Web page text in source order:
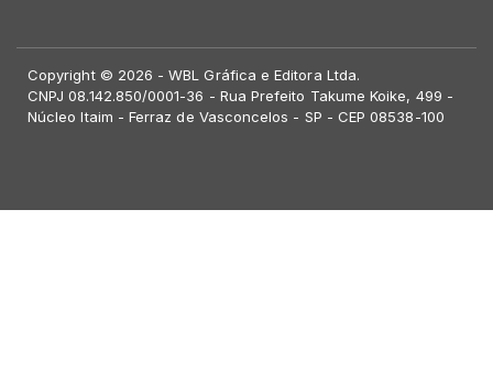
Copyright © 2026 - WBL Gráfica e Editora Ltda.
CNPJ 08.142.850/0001-36 - Rua Prefeito Takume Koike, 499 -
Núcleo Itaim - Ferraz de Vasconcelos - SP - CEP 08538-100